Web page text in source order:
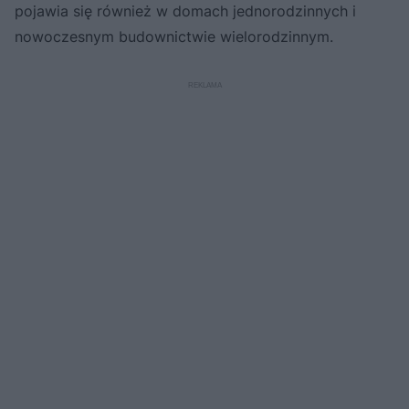
pojawia się również w domach jednorodzinnych i
nowoczesnym budownictwie wielorodzinnym.